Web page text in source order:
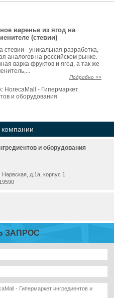
варенье из ягод на
(стевии)
стевии- уникальная разработка,
аналогов на российском рынке.
варка фруктов и ягод, а так же
Подробно >>
HorecaMall - Гипермаркет
и оборудования
компании
и оборудования
д.1а, корпус 1
ЗАПРОС